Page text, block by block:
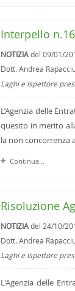
Interpello
NOTIZIAdel 09/01/
Dott. Andrea
Laghi e Ispettore
L’Agenzia delle
quesito in merito
la non concorrenza
Continua...
Risoluzione
NOTIZIAdel 24/10/
Dott. Andrea
Laghi e Ispettore
L'Agenzia delle